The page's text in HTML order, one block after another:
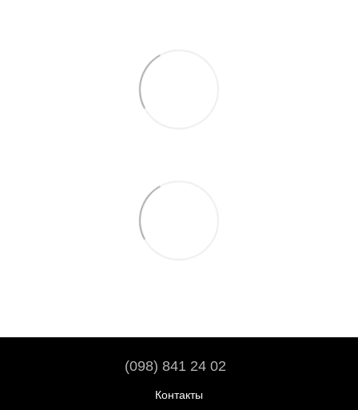
(098) 841 24 02
Контакты